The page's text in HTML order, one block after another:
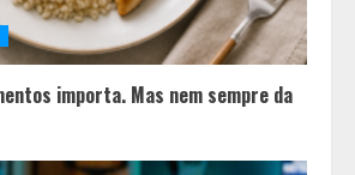
importa. Mas nem sempre da